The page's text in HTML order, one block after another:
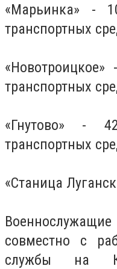
«Марьинка» -
транспортных
транспортных
«Гнутово» -
транспортных
«Станица
совместно с
службы на